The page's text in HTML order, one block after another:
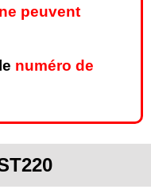
ne peuvent
numéro de